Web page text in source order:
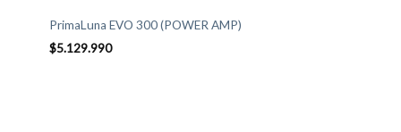
PrimaLuna EVO 300 (POWER AMP)
$5.129.990